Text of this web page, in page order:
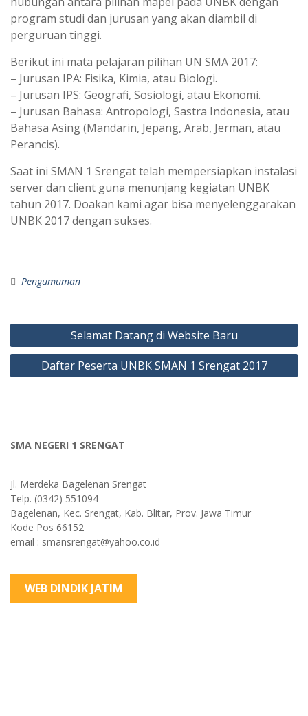
program studi dan jurusan yang akan diambil di
perguruan tinggi.
Berikut ini mata pelajaran pilihan UN SMA 2017:
– Jurusan IPA: Fisika, Kimia, atau Biologi.
– Jurusan IPS: Geografi, Sosiologi, atau Ekonomi.
– Jurusan Bahasa: Antropologi, Sastra Indonesia, atau
Bahasa Asing (Mandarin, Jepang, Arab, Jerman, atau
Perancis).
Saat ini SMAN 1 Srengat telah mempersiapkan instalasi
server dan client guna menunjang kegiatan UNBK
tahun 2017. Doakan kami agar bisa menyelenggarakan
UNBK 2017 dengan sukses.
Pengumuman
Post
navigation
Selamat Datang di Website Baru
Daftar Peserta UNBK SMAN 1 Srengat 2017
SMA NEGERI 1 SRENGAT
Jl. Merdeka Bagelenan Srengat
Telp. (0342) 551094
Bagelenan, Kec. Srengat, Kab. Blitar, Prov. Jawa Timur
Kode Pos 66152
email : smansrengat@yahoo.co.id
WEB DINDIK JATIM